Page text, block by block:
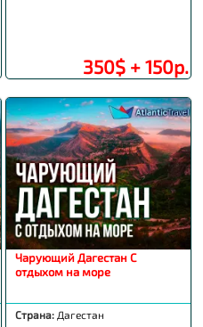
350$ + 150р.
Чарующий Дагестан С
отдыхом на море
Страна: Дагестан